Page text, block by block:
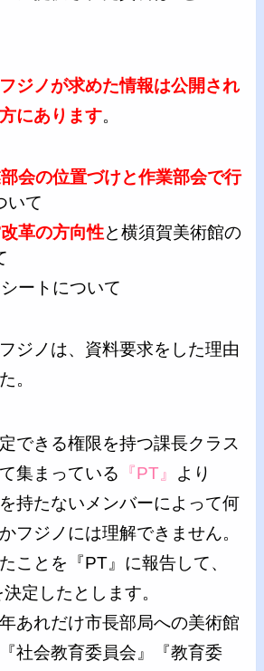
ジノが求めた情報は公開され
にあります。
会の位置づけと作業部会で行
いて
革の方向性と横須賀美術館の
ートについて
ジノは、資料要求をした理由
。
できる権限を持つ課長クラス
集まっている
『PT』 より
持たないメンバーによって何
フジノには理解できません。
ことを『PT』に報告して、
定したとします。
あれだけ市長部局への美術館
社会教育委員会』『教育委